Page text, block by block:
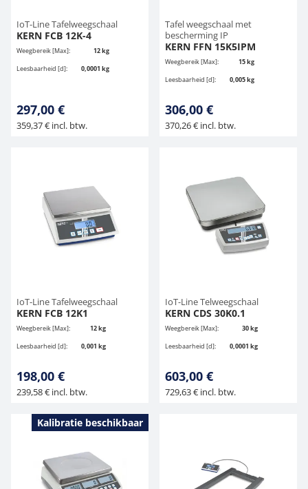
IoT-Line Tafelweegschaal
KERN FCB 12K-4
Weegbereik [Max]:
12 kg
Leesbaarheid [d]:
0,0001 kg
297,00 €
359,37 € incl. btw.
Tafel weegschaal met
bescherming IP
KERN FFN 15K5IPM
Weegbereik [Max]:
15 kg
Leesbaarheid [d]:
0,005 kg
306,00 €
370,26 € incl. btw.
IoT-Line Tafelweegschaal
KERN FCB 12K1
Weegbereik [Max]:
12 kg
Leesbaarheid [d]:
0,001 kg
198,00 €
239,58 € incl. btw.
IoT-Line Telweegschaal
KERN CDS 30K0.1
Weegbereik [Max]:
30 kg
Leesbaarheid [d]:
0,0001 kg
603,00 €
729,63 € incl. btw.
Kalibratie beschikbaar